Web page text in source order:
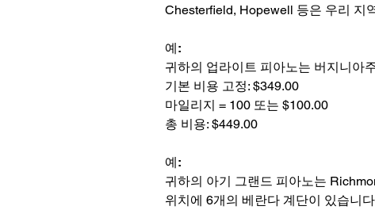
Chesterfield, Hopewell 등은 우리 지
예:
귀하의 업라이트 피아노는 버지니아
기본 비용 고정: $349.00
마일리지 = 100 또는 $100.00
총 비용: $449.00
예:
귀하의 아기 그랜드 피아노는
위치에 6개의 베란다 계단이 있습니